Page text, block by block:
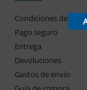
Condiciones de uso
Pago seguro
Entrega
Devoluciones
Gastos de envío